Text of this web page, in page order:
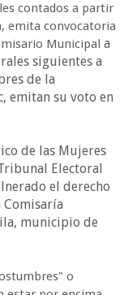
contados a partir
emita convocatoria
Municipal a
siguientes a
de la
emitan su voto en
de las Mujeres
Electoral
el derecho
Comisaría
municipio de
o